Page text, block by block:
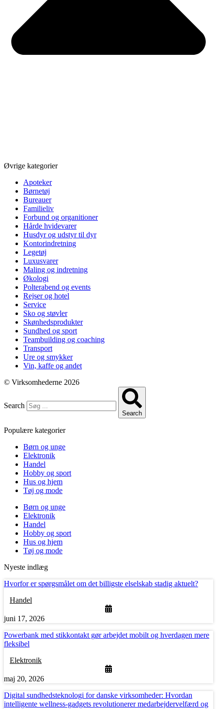
Øvrige kategorier
Apoteker
Børnetøj
Bureauer
Familieliv
Forbund og organitioner
Hårde hvidevarer
Husdyr og udstyr til dyr
Kontorindretning
Legetøj
Luxusvarer
Maling og indretning
Økologi
Polterabend og events
Rejser og hotel
Service
Sko og støvler
Skønhedsprodukter
Sundhed og sport
Teambuilding og coaching
Transport
Ure og smykker
Vin, kaffe og andet
© Virksomhederne 2026
Search
Search
Populære kategorier
Børn og unge
Elektronik
Handel
Hobby og sport
Hus og hjem
Tøj og mode
Børn og unge
Elektronik
Handel
Hobby og sport
Hus og hjem
Tøj og mode
Nyeste indlæg
Hvorfor er spørgsmålet om det billigste elselskab stadig aktuelt?
Handel
juni 17, 2026
Powerbank med stikkontakt gør arbejdet mobilt og hverdagen mere
fleksibel
Elektronik
maj 20, 2026
Digital sundhedsteknologi for danske virksomheder: Hvordan
intelligente wellness-gadgets revolutionerer medarbejdervelfærd og